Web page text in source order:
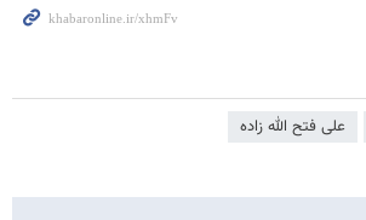
علی فتح الله زاده